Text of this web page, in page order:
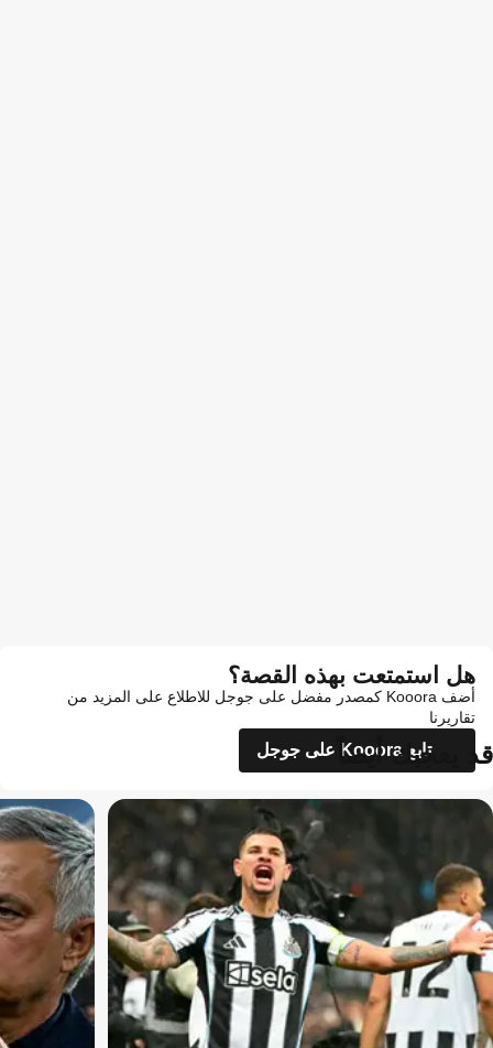
هل استمتعت بهذه القصة؟
أضف Kooora كمصدر مفضل على جوجل للاطلاع على المزيد من
تقاريرنا
تابع Kooora على جوجل
قد يعجبك أيضاً